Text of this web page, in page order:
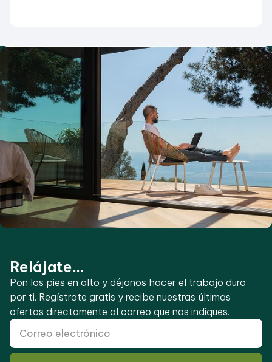
Relájate...
Pon los pies en alto y déjanos hacer el trabajo duro
por ti. Regístrate gratis y recibe nuestras últimas
ofertas directamente al correo que nos indiques.